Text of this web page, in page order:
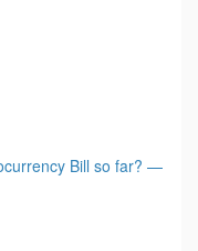
Bill so far? —